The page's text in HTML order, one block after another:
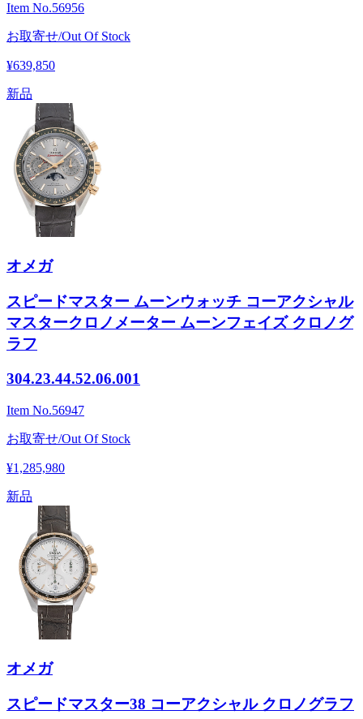
Item No.56956
お取寄せ/Out Of Stock
¥639,850
新品
オメガ
スピードマスター ムーンウォッチ コーアクシャル
マスタークロノメーター ムーンフェイズ クロノグ
ラフ
304.23.44.52.06.001
Item No.56947
お取寄せ/Out Of Stock
¥1,285,980
新品
オメガ
スピードマスター38 コーアクシャル クロノグラフ